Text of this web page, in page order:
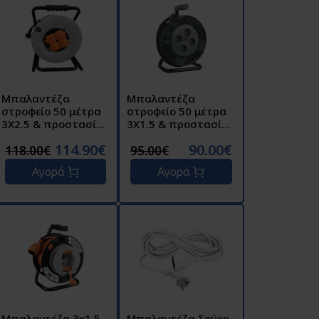
Μπαλαντέζα
στροφείο 50 μέτρα
3X2.5 & προστασία
118.00€ 114.90€
Αγορά
Μπαλαντέζα
στροφείο 50 μέτρα
3X1.5 & προστασία
95.00€ 90.00€
Αγορά